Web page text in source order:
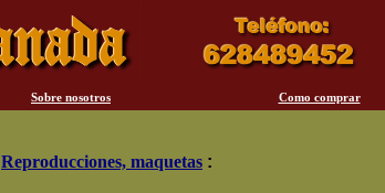
Sobre nosotros Como comprar
Reproducciones, maquetas :